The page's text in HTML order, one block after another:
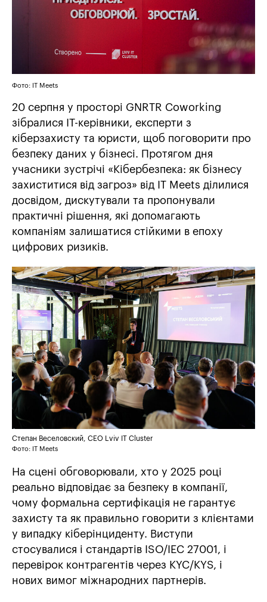
Фото: IT Meets
20 серпня у просторі GNRTR Coworking
зібралися ІТ-керівники, експерти з
кіберзахисту та юристи, щоб поговорити про
безпеку даних у бізнесі. Протягом дня
учасники зустрічі «Кібербезпека: як бізнесу
захиститися від загроз» від IT Meets ділилися
досвідом, дискутували та пропонували
практичні рішення, які допомагають
компаніям залишатися стійкими в епоху
цифрових ризиків.
Степан Веселовский, CEO Lviv IT Cluster
Фото: IT Meets
На сцені обговорювали, хто у 2025 році
реально відповідає за безпеку в компанії,
чому формальна сертифікація не гарантує
захисту та як правильно говорити з клієнтами
у випадку кіберінциденту. Виступи
стосувалися і стандартів ISO/IEC 27001, і
перевірок контрагентів через KYC/KYS, і
нових вимог міжнародних партнерів.